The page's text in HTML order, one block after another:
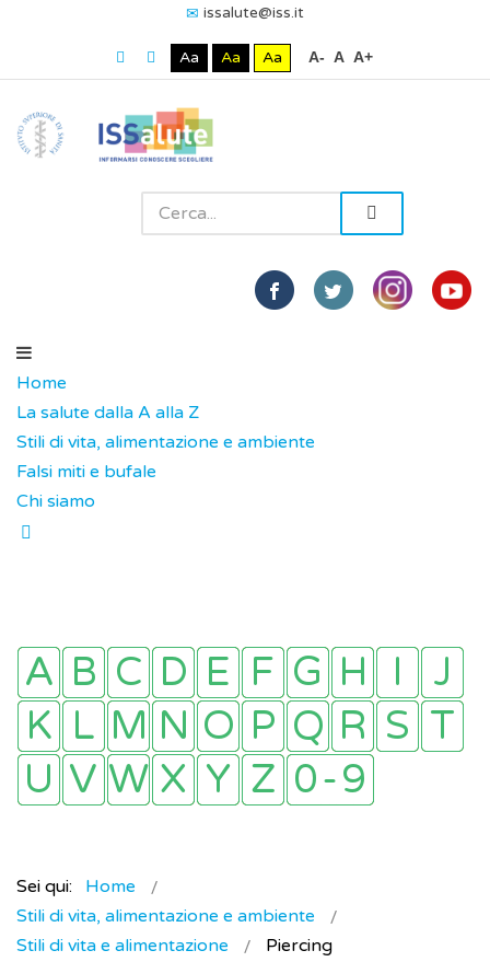
issalute@iss.it
Aa Aa Aa A- A A+
Home
La salute dalla A alla Z
Stili di vita, alimentazione e ambiente
Falsi miti e bufale
Chi siamo
Sei qui:
Home
Stili di vita, alimentazione e ambiente
Stili di vita e alimentazione
Piercing